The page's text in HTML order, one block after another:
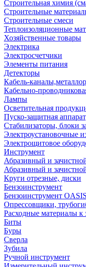
Строительная химия
Строительные
Строительные смеси
Теплоизоляционные
Хозяйственные товары
Электрика
Электросчетчики
Элементы питания
Детекторы
Кабель-
Кабельно-
Лампы
Осветительная
Пуско-защитная
Стабилизаторы, блоки
Электроустановочные
Электрощитовое
Инструмент
Абразивный и
Абразивный и
Круги отрезные, диски
Бензоинструмент
Бензоинструмент OASIS
Опрессовщики,
Расходные материалы к
Биты
Буры
Сверла
Зубила
Ручной инструмент